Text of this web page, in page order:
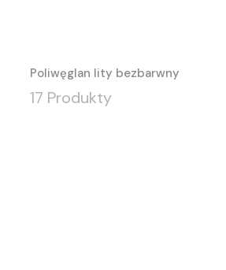
Poliwęglan lity bezbarwny
17 Produkty